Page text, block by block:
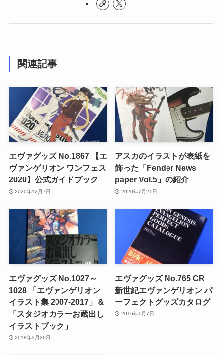
関連記事
エヴァグッズ No.1867 【エ
ヴァンゲリオン ワンフェス
2020】公式ガイドブック
2020年12月7日
アスカのイラストが表紙を
飾った「Fender News
paper Vol.5」の紹介
2020年7月21日
エヴァグッズ No.1027～
1028 「エヴァンゲリオン
イラスト集 2007-2017」＆
「スタジオカラーお蔵出し
イラストブック」
2018年3月26日
エヴァグッズ No.765 CR
新世紀エヴァンゲリオン パ
ーフェクトグッズカタログ
2016年1月7日